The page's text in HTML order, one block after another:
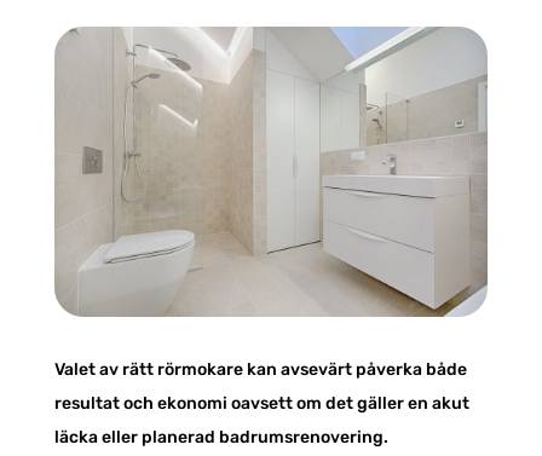
Valet av rätt rörmokare kan avsevärt påverka både
resultat och ekonomi oavsett om det gäller en akut
läcka eller planerad badrumsrenovering.